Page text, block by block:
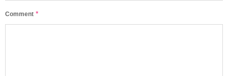
Comment *